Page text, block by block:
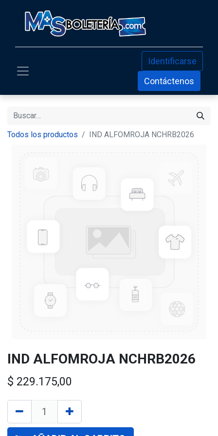
Identificarse
Contáctenos
Todos los productos IND ALFOMROJA NCHRB2026
IND ALFOMROJA NCHRB2026
$ 229.175,00